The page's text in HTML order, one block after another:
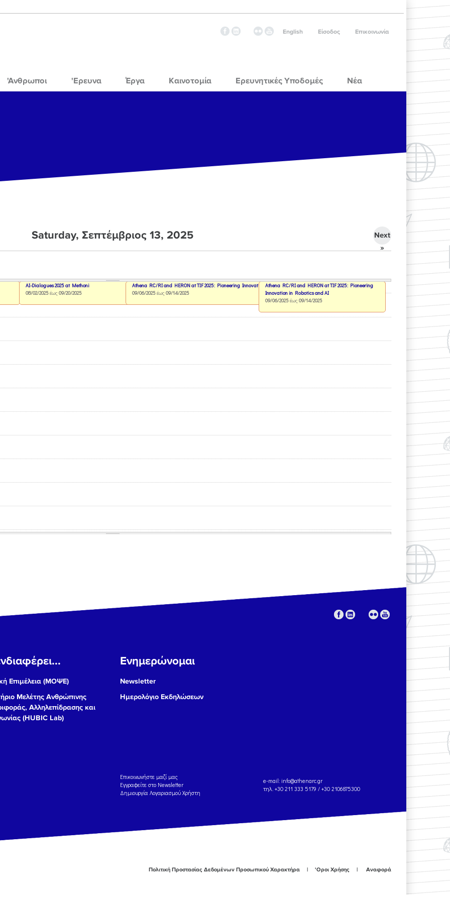
Επικοινωνία
Είσοδος
English
'Ανθρωποι 'Ερευνα Έργα Καινοτομία Ερευνητικές Υποδομές Νέα
Saturday, Σεπτέμβριος 13, 2025
Next
»
AI-Dialogues 2025 at Methoni
08/02/2025έως09/20/2025
Athena RC/RI and HERON at TIF 2025: Pioneering Innovation in Robotics and AI
09/06/2025έως 09/14/2025
Athena RC/RI and HERON at TIF 2025: Pioneering
Innovation in Robotics and AI
09/06/2025έως 09/14/2025
Επιμέλεια (ΜΟΨΕ)
Μελέτης Ανθρώπινης
Αλληλεπίδρασης και
(HUBIC Lab)
Ενημερώνομαι
Newsletter
Ημερολόγιο Εκδηλώσεων
Eπικοινωνήστε μαζί μας
Εγγραφείτε στο Newsletter
Δημιουργία Λογαριασμού Χρήστη
e-mail: info@athenarc.gr
τηλ. +30 211 333 5179 / +30 2106875300
Πολιτική Προστασίας Δεδομένων Προσωπικού Χαρακτήρα 'Οροι Χρήσης Αναφορά